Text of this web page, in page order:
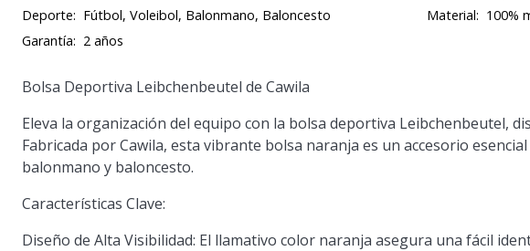
Deporte: Fútbol, Voleibol, Balonmano, Baloncesto Material: 100%
Garantía: 2 años
Bolsa Deportiva Leibchenbeutel de Cawila
Eleva la organización del equipo con la bolsa deportiva Leibchenbeutel,
Fabricada por Cawila, esta vibrante bolsa naranja es un accesorio
balonmano y baloncesto.
Características Clave:
Diseño de Alta Visibilidad: El llamativo color naranja asegura una fácil